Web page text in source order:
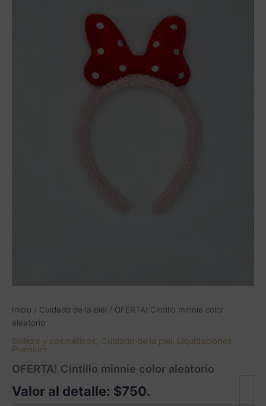
Inicio / Cuidado de la piel / OFERTA! Cintillo minnie color
aleatorio
Belleza y cosméticos, Cuidado de la piel, Liquidaciones
Premium
OFERTA! Cintillo minnie color aleatorio
Valor al detalle: $750.